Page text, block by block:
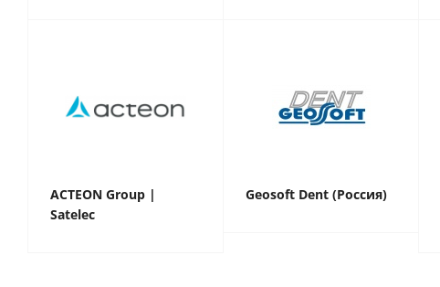
ACTEON Group |
Satelec
Geosoft Dent (Россия)